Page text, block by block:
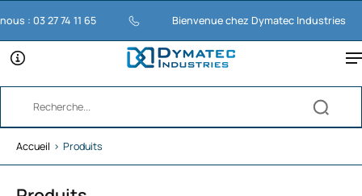
03 27 74 11 65 Bienvenue chez Dymatec Industries
Accueil › Produits